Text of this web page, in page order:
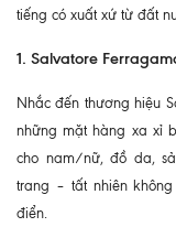
tiếng có xuất xứ từ đất
1. Salvatore
Nhắc đến thương hiệu
những mặt hàng xa xỉ
cho nam/nữ, đồ da,
trang – tất nhiên
điển.